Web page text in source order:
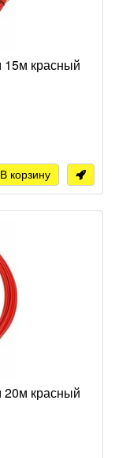
15м красный
В корзину
20м красный